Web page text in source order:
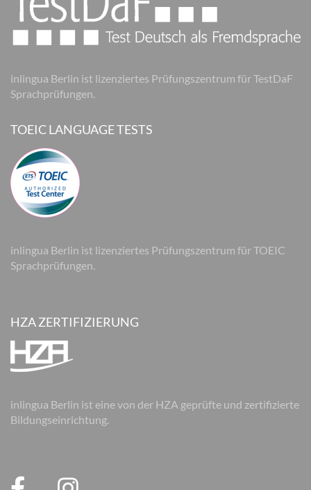
inlingua Berlin ist lizenziertes Prüfungszentrum für TestDaF
Sprachprüfungen.
TOEIC LANGUAGE TESTS
inlingua Berlin ist lizenziertes Prüfungszentrum für TOEIC
Sprachprüfungen.
HZA ZERTIFIZIERUNG
inlingua Berlin ist eine von der HZA geprüfte und zertifizierte
Bildungseinrichtung.